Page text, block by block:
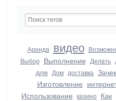
Аренда видео
Выбор Выполнение Делать
для Дом доставка
Изготовление
Использование казино Как